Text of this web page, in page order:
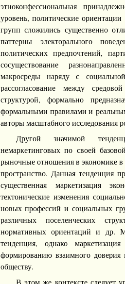
этноконфессиональная
уровень, политические
групп сложились существенно
паттерны электорального
политических предпочтений,
сосуществование
макросреды наряду с
рассогласование между
структурой, формально
формальными правилами и
авторы масштабного исследования
Другой значимой
немаркетинговых по своей
рыночные отношения в экономике в
пространство. Данная тенденция
существенная маркетизация
тектонические изменения
новых профессий и социальных
различных поселенческих
нормативных ориентаций и др.
тенденция, однако
формированию взаимного
обществу.
В этом же контексте следует